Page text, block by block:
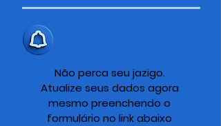
Não perca seu jazigo.
Atualize seus dados agora
mesmo preenchendo o
formulário no link abaixo